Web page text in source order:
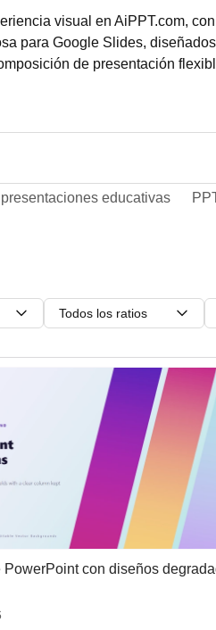
visual en AiPPT.com,
para Google Slides,
de presentación
educativas
Todos los ratios
PowerPoint con diseños